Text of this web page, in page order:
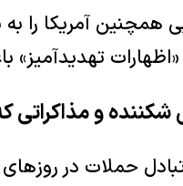
همچنین آمریکا
و مذاکراتی
حملات در روزهای